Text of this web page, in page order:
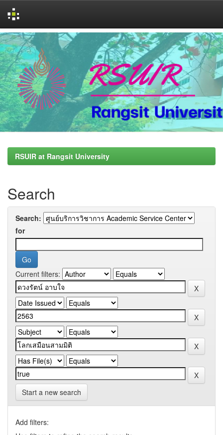
Skip
navigation
RSUIR at Rangsit University
Search
Search:
for
Current filters:
Start a new search
Add filters: